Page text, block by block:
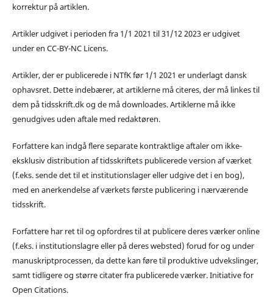
korrektur på artiklen.
Artikler udgivet i perioden fra 1/1 2021 til 31/12 2023 er udgivet
under en CC-BY-NC Licens.
Artikler, der er publicerede i NTfK før 1/1 2021 er underlagt dansk
ophavsret. Dette indebærer, at artiklerne må citeres, der må linkes til
dem på tidsskrift.dk og de må downloades. Artiklerne må ikke
genudgives uden aftale med redaktøren.
Forfattere kan indgå flere separate kontraktlige aftaler om ikke-
eksklusiv distribution af tidsskriftets publicerede version af værket
(f.eks. sende det til et institutionslager eller udgive det i en bog),
med en anerkendelse af værkets første publicering i nærværende
tidsskrift.
Forfattere har ret til og opfordres til at publicere deres værker online
(f.eks. i institutionslagre eller på deres websted) forud for og under
manuskriptprocessen, da dette kan føre til produktive udvekslinger,
samt tidligere og større citater fra publicerede værker. Initiative for
Open Citations.